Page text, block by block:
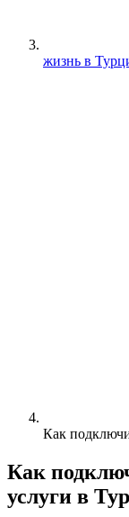
жизнь в
Как
Как
услуги в